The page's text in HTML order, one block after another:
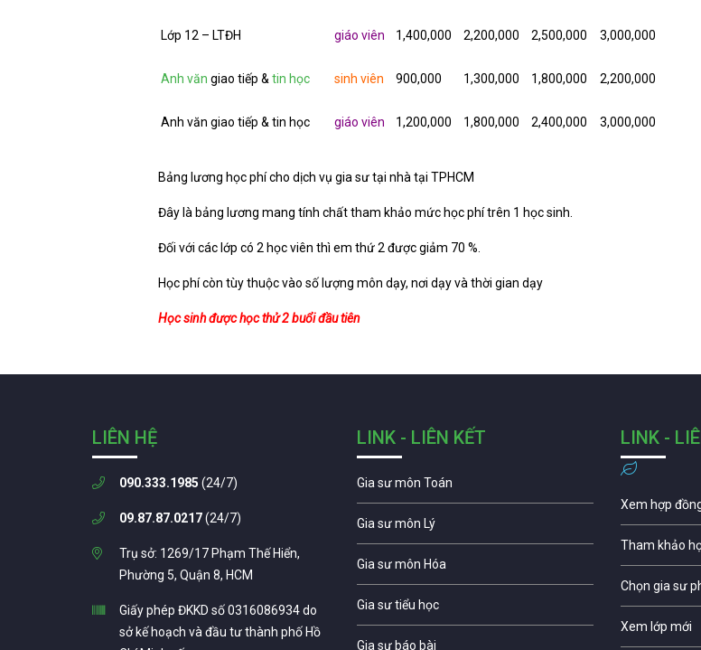
Lớp 12 – LTĐH giáo viên 1,400,000 2,200,000 2,500,000 3,000,000
Anh văn giao tiếp & tin học sinh viên 900,000 1,300,000 1,800,000 2,200,000
Anh văn giao tiếp & tin học giáo viên 1,200,000 1,800,000 2,400,000 3,000,000
Bảng lương học phí cho dịch vụ gia sư tại nhà tại TPHCM
Đây là bảng lương mang tính chất tham khảo mức học phí trên 1 học sinh.
Đối với các lớp có 2 học viên thì em thứ 2 được giảm 70 %.
Học phí còn tùy thuộc vào số lượng môn dạy, nơi dạy và thời gian dạy
Học sinh được học thử 2 buổi đầu tiên
LIÊN HỆ
090.333.1985 (24/7)
09.87.87.0217(24/7)
Trụ sở: 1269/17 Phạm Thế Hiển,
Phường 5, Quận 8, HCM
Giấy phép ĐKKD số 0316086934 do
sở kế hoạch và đầu tư thành phố Hồ
LINK - LIÊN KẾT
Gia sư môn Toán
Gia sư môn Lý
Gia sư môn Hóa
Gia sư tiểu học
Gia sư báo bài
LINK -
Xem hợp
Tham khảo
Chọn gia sư
Xem lớp mới